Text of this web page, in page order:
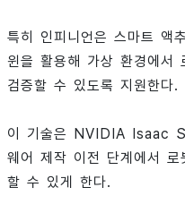
특히 인피니언은 스마트 액
윈을 활용해 가상 환경에서
검증할 수 있도록 지원한다.
이 기술은 NVIDIA Isaac
웨어 제작 이전 단계에서 로
할 수 있게 한다.